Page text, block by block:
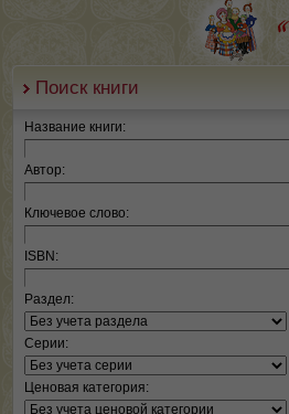
Поиск книги
Название книги:
Автор:
Ключевое слово:
ISBN:
Раздел:
Серии:
Ценовая категория: